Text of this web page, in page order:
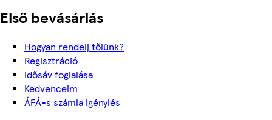
Első bevásárlás
Hogyan rendelj tőlünk?
Regisztráció
Idősáv foglalása
Kedvenceim
ÁFÁ-s számla igénylés